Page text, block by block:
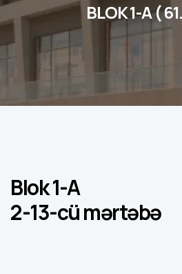
BLOK 1-A (
Blok 1-A
2-13-cü mərtəbə